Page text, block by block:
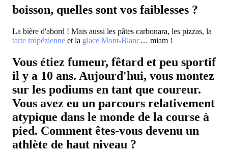
boisson, quelles sont vos faiblesses ?
La bière d'abord ! Mais aussi les pâtes carbonara, les pizzas, la
tarte tropézienne et la glace Mont-Blanc… miam !
Vous étiez fumeur, fêtard et peu sportif
il y a 10 ans. Aujourd'hui, vous montez
sur les podiums en tant que coureur.
Vous avez eu un parcours relativement
atypique dans le monde de la course à
pied. Comment êtes-vous devenu un
athlète de haut niveau ?